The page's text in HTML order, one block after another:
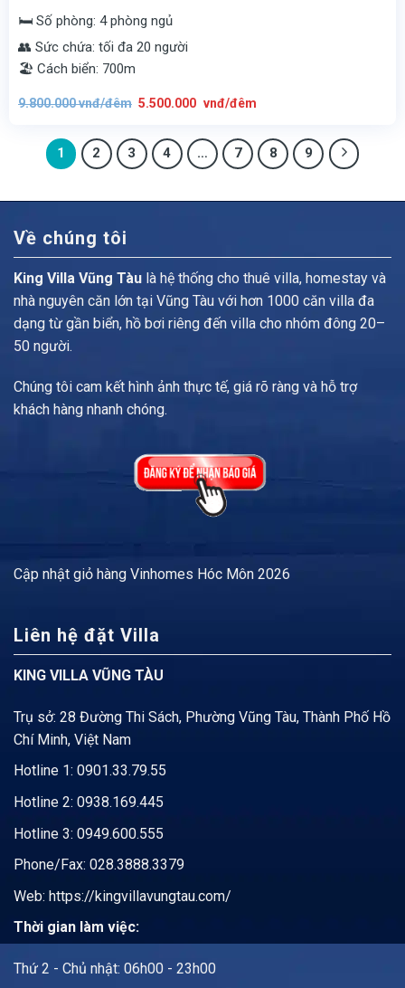
🛏️ Số phòng: 4 phòng ngủ
👥 Sức chứa: tối đa 20 người
🏖️ Cách biển: 700m
9.800.000vnđ/đêm gốc
vnđ/
đêm.
5.500.000 vnđ/đêm
5.500.000
vnđ/
đêm.
1 2 3 4 … 7 8 9
Về chúng tôi
King Villa Vũng Tàu là hệ thống cho thuê villa, homestay và
nhà nguyên căn lớn tại Vũng Tàu với hơn 1000 căn villa đa
dạng từ gần biển, hồ bơi riêng đến villa cho nhóm đông 20–
50 người.
Chúng tôi cam kết hình ảnh thực tế, giá rõ ràng và hỗ trợ
khách hàng nhanh chóng.
Cập nhật giỏ hàng Vinhomes Hóc Môn 2026
Liên hệ đặt Villa
KING VILLA VŨNG TÀU
Trụ sở: 28 Đường Thi Sách, Phường Vũng Tàu, Thành Phố Hồ
Chí Minh, Việt Nam
Hotline 1: 0901.33.79.55
Hotline 2: 0938.169.445
Hotline 3: 0949.600.555
Phone/Fax: 028.3888.3379
Web: https://kingvillavungtau.com/
Thời gian làm việc:
Thứ 2 - Chủ nhật: 06h00 - 23h00